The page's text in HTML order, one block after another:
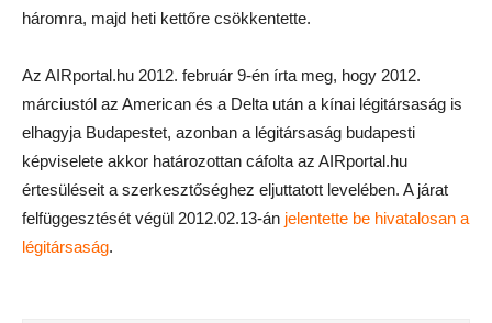
háromra, majd heti kettőre csökkentette.
Az AIRportal.hu 2012. február 9-én írta meg, hogy 2012.
márciustól az American és a Delta után a kínai légitársaság is
elhagyja Budapestet, azonban a légitársaság budapesti
képviselete akkor határozottan cáfolta az AIRportal.hu
értesüléseit a szerkesztőséghez eljuttatott levelében. A járat
felfüggesztését végül 2012.02.13-án jelentette be hivatalosan a
légitársaság.